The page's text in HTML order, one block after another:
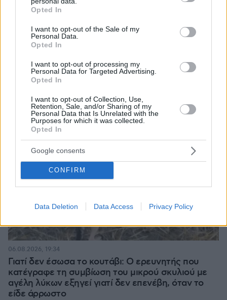
grant or deny consent to Google and its third-party tags to
use your data for below specified purposes in below Google
consent section.
Opted In
I want to opt-out of the Sale of my
Personal Data.
Opted In
I want to opt-out of processing my
Personal Data for Targeted Advertising.
Opted In
I want to opt-out of Collection, Use,
Retention, Sale, and/or Sharing of my
Personal Data that Is Unrelated with the
Purposes for which it was collected.
Opted In
Google consents
CONFIRM
Data Deletion Data Access Privacy Policy
που παρουσιάζονται ως πραγματικά γεγονότα
Γιατί δεν έσωσα το κουτάβι: Ο ερευνητής που
κατέγραφε τη συμβίωση του μικρού σκυλιού με
αγέλη λύκων εξηγεί γιατί δεν επενέβη, όταν το
είδε άρρωστο
06.08.2026, 19:34